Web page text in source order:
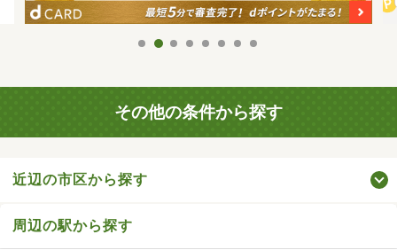
その他の条件から探す
近辺の市区から探す
周辺の駅から探す